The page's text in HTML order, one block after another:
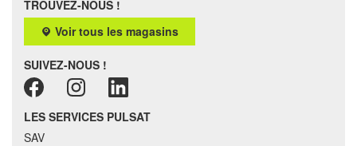
TROUVEZ-NOUS !
Voir tous les magasins
SUIVEZ-NOUS !
LES SERVICES PULSAT
SAV